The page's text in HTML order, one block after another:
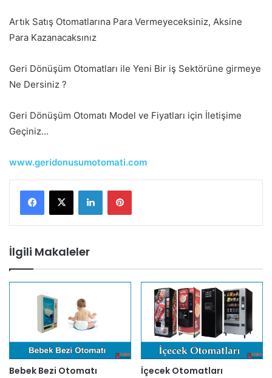
Artık Satış Otomatlarına Para Vermeyeceksiniz, Aksine
Para Kazanacaksınız
Geri Dönüşüm Otomatları ile Yeni Bir iş Sektörüne girmeye
Ne Dersiniz ?
Geri Dönüşüm Otomatı Model ve Fiyatları için İletişime
Geçiniz…
www.geridonusumotomati.com
LinkedInPinterest
İlgili Makaleler
Bebek Bezi Otomatı İçecek Otomatları